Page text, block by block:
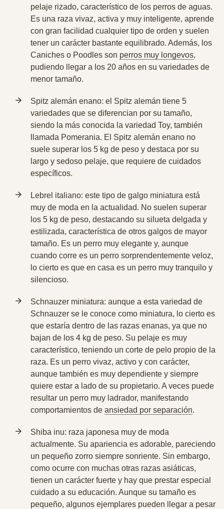
pelaje rizado, característico de los perros de aguas.
Es una raza vivaz, activa y muy inteligente, aprende
con gran facilidad cualquier tipo de orden y suelen
tener un carácter bastante equilibrado. Además, los
Caniches o Poodles son perros muy longevos,
pudiendo llegar a los 20 años en su variedades de
menor tamaño.
Spitz alemán enano: el Spitz alemán tiene 5
variedades que se diferencian por su tamaño,
siendo la más conocida la variedad Toy, también
llamada Pomerania. El Spitz alemán enano no
suele superar los 5 kg de peso y destaca por su
largo y sedoso pelaje, que requiere de cuidados
específicos.
Lebrel italiano: este tipo de galgo miniatura está
muy de moda en la actualidad. No suelen superar
los 5 kg de peso, destacando su silueta delgada y
estilizada, característica de otros galgos de mayor
tamaño. Es un perro muy elegante y, aunque
cuando corre es un perro sorprendentemente veloz,
lo cierto es que en casa es un perro muy tranquilo y
silencioso.
Schnauzer miniatura: aunque a esta variedad de
Schnauzer se le conoce como miniatura, lo cierto es
que estaría dentro de las razas enanas, ya que no
bajan de los 4 kg de peso. Su pelaje es muy
característico, teniendo un corte de pelo propio de la
raza. Es un perro vivaz, activo y con carácter,
aunque también es muy dependiente y siempre
quiere estar a lado de su propietario. A veces puede
resultar un perro muy ladrador, manifestando
comportamientos de ansiedad por separación.
Shiba inu: raza japonesa muy de moda
actualmente. Su apariencia es adorable, pareciendo
un pequeño zorro siempre sonriente. Sin embargo,
como ocurre con muchas otras razas asiáticas,
tienen un carácter fuerte y hay que prestar especial
cuidado a su educación. Aunque su tamaño es
pequeño, algunos ejemplares pueden llegar a pesar